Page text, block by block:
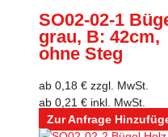
SO02-02-1
grau, B: 42cm,
ohne Steg
ab 0,18 € zzgl. MwSt.
ab 0,21 € inkl. MwSt.
Zur Anfrage